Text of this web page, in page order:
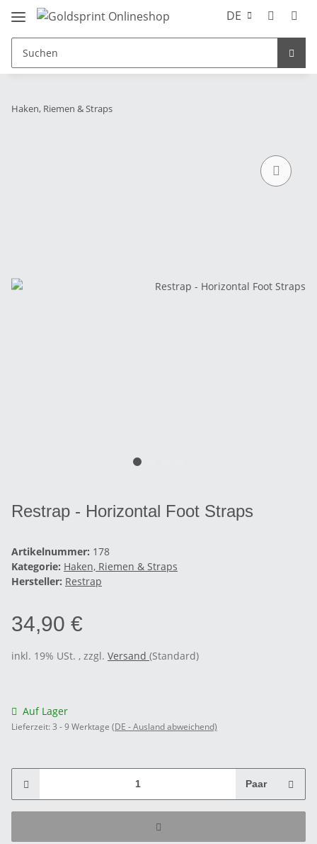
DE
Haken, Riemen & Straps
Restrap - Horizontal Foot Straps
Artikelnummer: 178
Kategorie: Haken, Riemen & Straps
Hersteller: Restrap
34,90 €
inkl. 19% USt. , zzgl. Versand (Standard)
Auf Lager
Lieferzeit: 3 - 9 Werktage (DE - Ausland abweichend)
Paar